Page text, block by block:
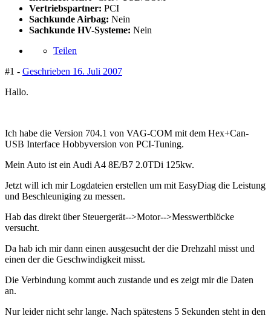
Vertriebspartner: PCI
Sachkunde Airbag: Nein
Sachkunde HV-Systeme: Nein
Teilen
#1 - Geschrieben 16. Juli 2007
Hallo.
Ich habe die Version 704.1 von VAG-COM mit dem Hex+Can-
USB Interface Hobbyversion von PCI-Tuning.
Mein Auto ist ein Audi A4 8E/B7 2.0TDi 125kw.
Jetzt will ich mir Logdateien erstellen um mit EasyDiag die Leistung
und Beschleuniging zu messen.
Hab das direkt über Steuergerät-->Motor-->Messwertblöcke
versucht.
Da hab ich mir dann einen ausgesucht der die Drehzahl misst und
einen der die Geschwindigkeit misst.
Die Verbindung kommt auch zustande und es zeigt mir die Daten
an.
Nur leider nicht sehr lange. Nach spätestens 5 Sekunden steht in den